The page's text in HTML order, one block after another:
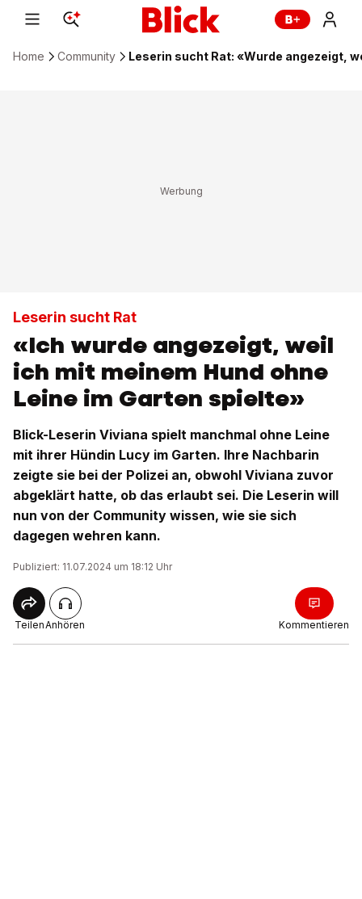
Home Community Leserin sucht Rat: «Wurde angezeigt,
Leserin sucht Rat
«Ich wurde angezeigt, weil
ich mit meinem Hund ohne
Leine im Garten spielte»
Blick-Leserin Viviana spielt manchmal ohne Leine
mit ihrer Hündin Lucy im Garten. Ihre Nachbarin
zeigte sie bei der Polizei an, obwohl Viviana zuvor
abgeklärt hatte, ob das erlaubt sei. Die Leserin will
nun von der Community wissen, wie sie sich
dagegen wehren kann.
Publiziert: 11.07.2024 um 18:12 Uhr
TeilenAnhören Kommentieren